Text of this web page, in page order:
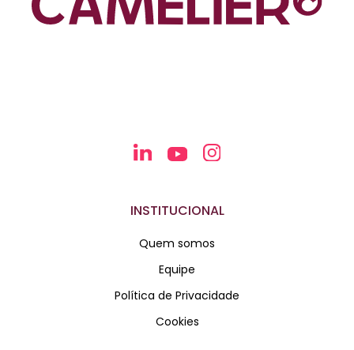
INSTITUCIONAL
Quem somos
Equipe
Política de Privacidade
Cookies